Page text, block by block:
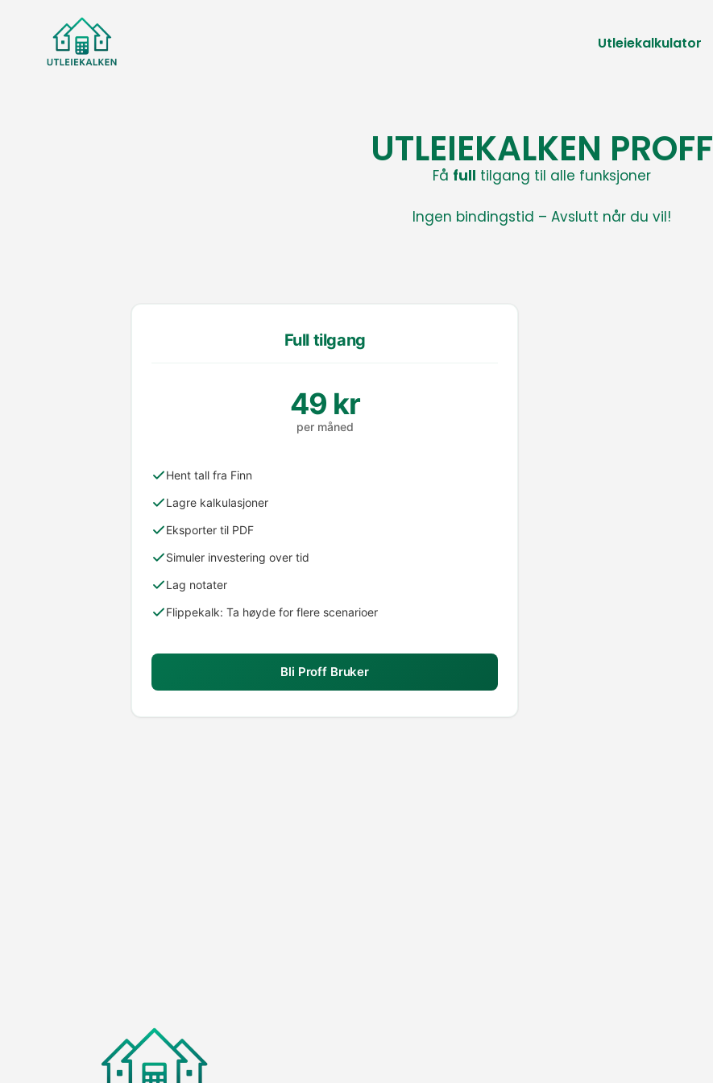
Utleiekalkulator
UTLEIEKALKEN PROFF
Få full tilgang til alle funksjoner
Ingen bindingstid – Avslutt når du vil!
Full tilgang
49 kr
per måned
Hent tall fra Finn
Lagre kalkulasjoner
Eksporter til PDF
Simuler investering over tid
Lag notater
Flippekalk: Ta høyde for flere scenarioer
Bli Proff Bruker